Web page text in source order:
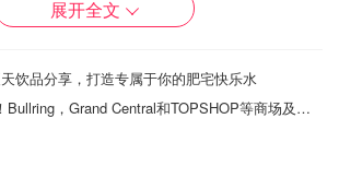
全脂奶那么浓厚，但是口感也很香甜清爽
这款 👏 没毛病。
展开全文
饮品分享，打造专属于你的肥宅快乐水
伯明翰快讯！Bullring，Grand Central和TOPSHOP等商场及高街商铺即将重新营业？？！！